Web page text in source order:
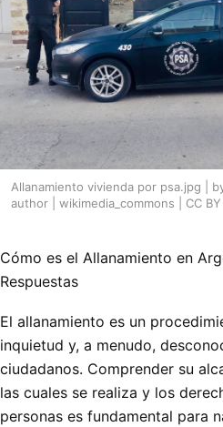
Allanamiento vivienda por psa.jpg |
author | wikimedia_commons | CC
Cómo es el Allanamiento en
Respuestas
El allanamiento es un
inquietud y, a menudo,
ciudadanos. Comprender su
las cuales se realiza y los
personas es fundamental para